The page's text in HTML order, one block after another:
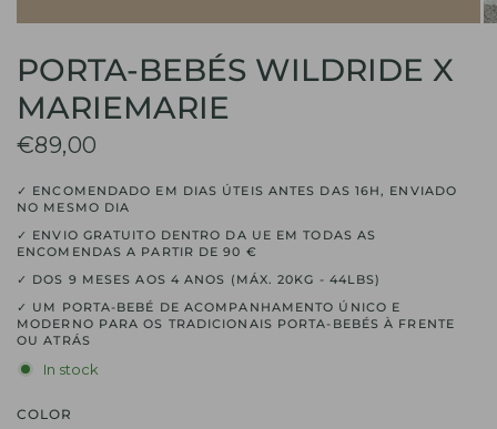
PORTA-BEBÉS WILDRIDE X
MARIEMARIE
€89,00
✓ ENCOMENDADO EM DIAS ÚTEIS ANTES DAS 16H, ENVIADO
NO MESMO DIA
✓ ENVIO GRATUITO DENTRO DA UE EM TODAS AS
ENCOMENDAS A PARTIR DE 90 €
✓ DOS 9 MESES AOS 4 ANOS (MÁX. 20KG - 44LBS)
✓ UM PORTA-BEBÉ DE ACOMPANHAMENTO ÚNICO E
MODERNO PARA OS TRADICIONAIS PORTA-BEBÉS À FRENTE
OU ATRÁS
In stock
COLOR